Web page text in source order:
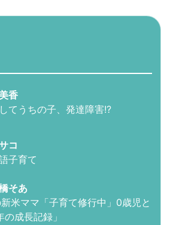
香
てうちの子、発達障害!?
コ
子育て
そあ
米ママ「子育て修行中」0歳児と
成長記録」